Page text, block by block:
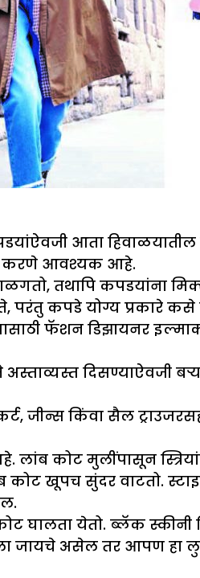
आता
करणे आवश्यक आहे.
तथापि कपडयांना
परंतु कपडे योग्य प्रकारे कसे
फॅशन डिझायनर
दिसण्याऐवजी
जीन्स किंवा सैल
कोट मुलींपासून
खूपच सुंदर वाटतो.
घालता येतो. ब्लॅक
जायचे असेल तर आपण